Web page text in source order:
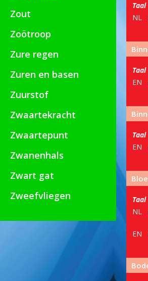
Zout
Zoötroop
Zure regen
Zuren en basen
Zuurstof
Zwaartekracht
Zwaartepunt
Zwanenhals
Zwart gat
Zweefvliegen
Taal
NL
Taal
EN
Taal
EN
Taal
NL
EN